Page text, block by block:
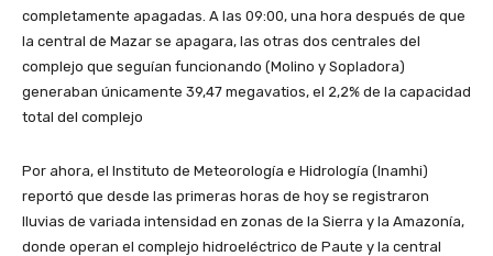
completamente apagadas. A las 09:00, una hora después de que
la central de Mazar se apagara, las otras dos centrales del
complejo que seguían funcionando (Molino y Sopladora)
generaban únicamente 39,47 megavatios, el 2,2% de la capacidad
total del complejo
Por ahora, el Instituto de Meteorología e Hidrología (Inamhi)
reportó que desde las primeras horas de hoy se registraron
lluvias de variada intensidad en zonas de la Sierra y la Amazonía,
donde operan el complejo hidroeléctrico de Paute y la central